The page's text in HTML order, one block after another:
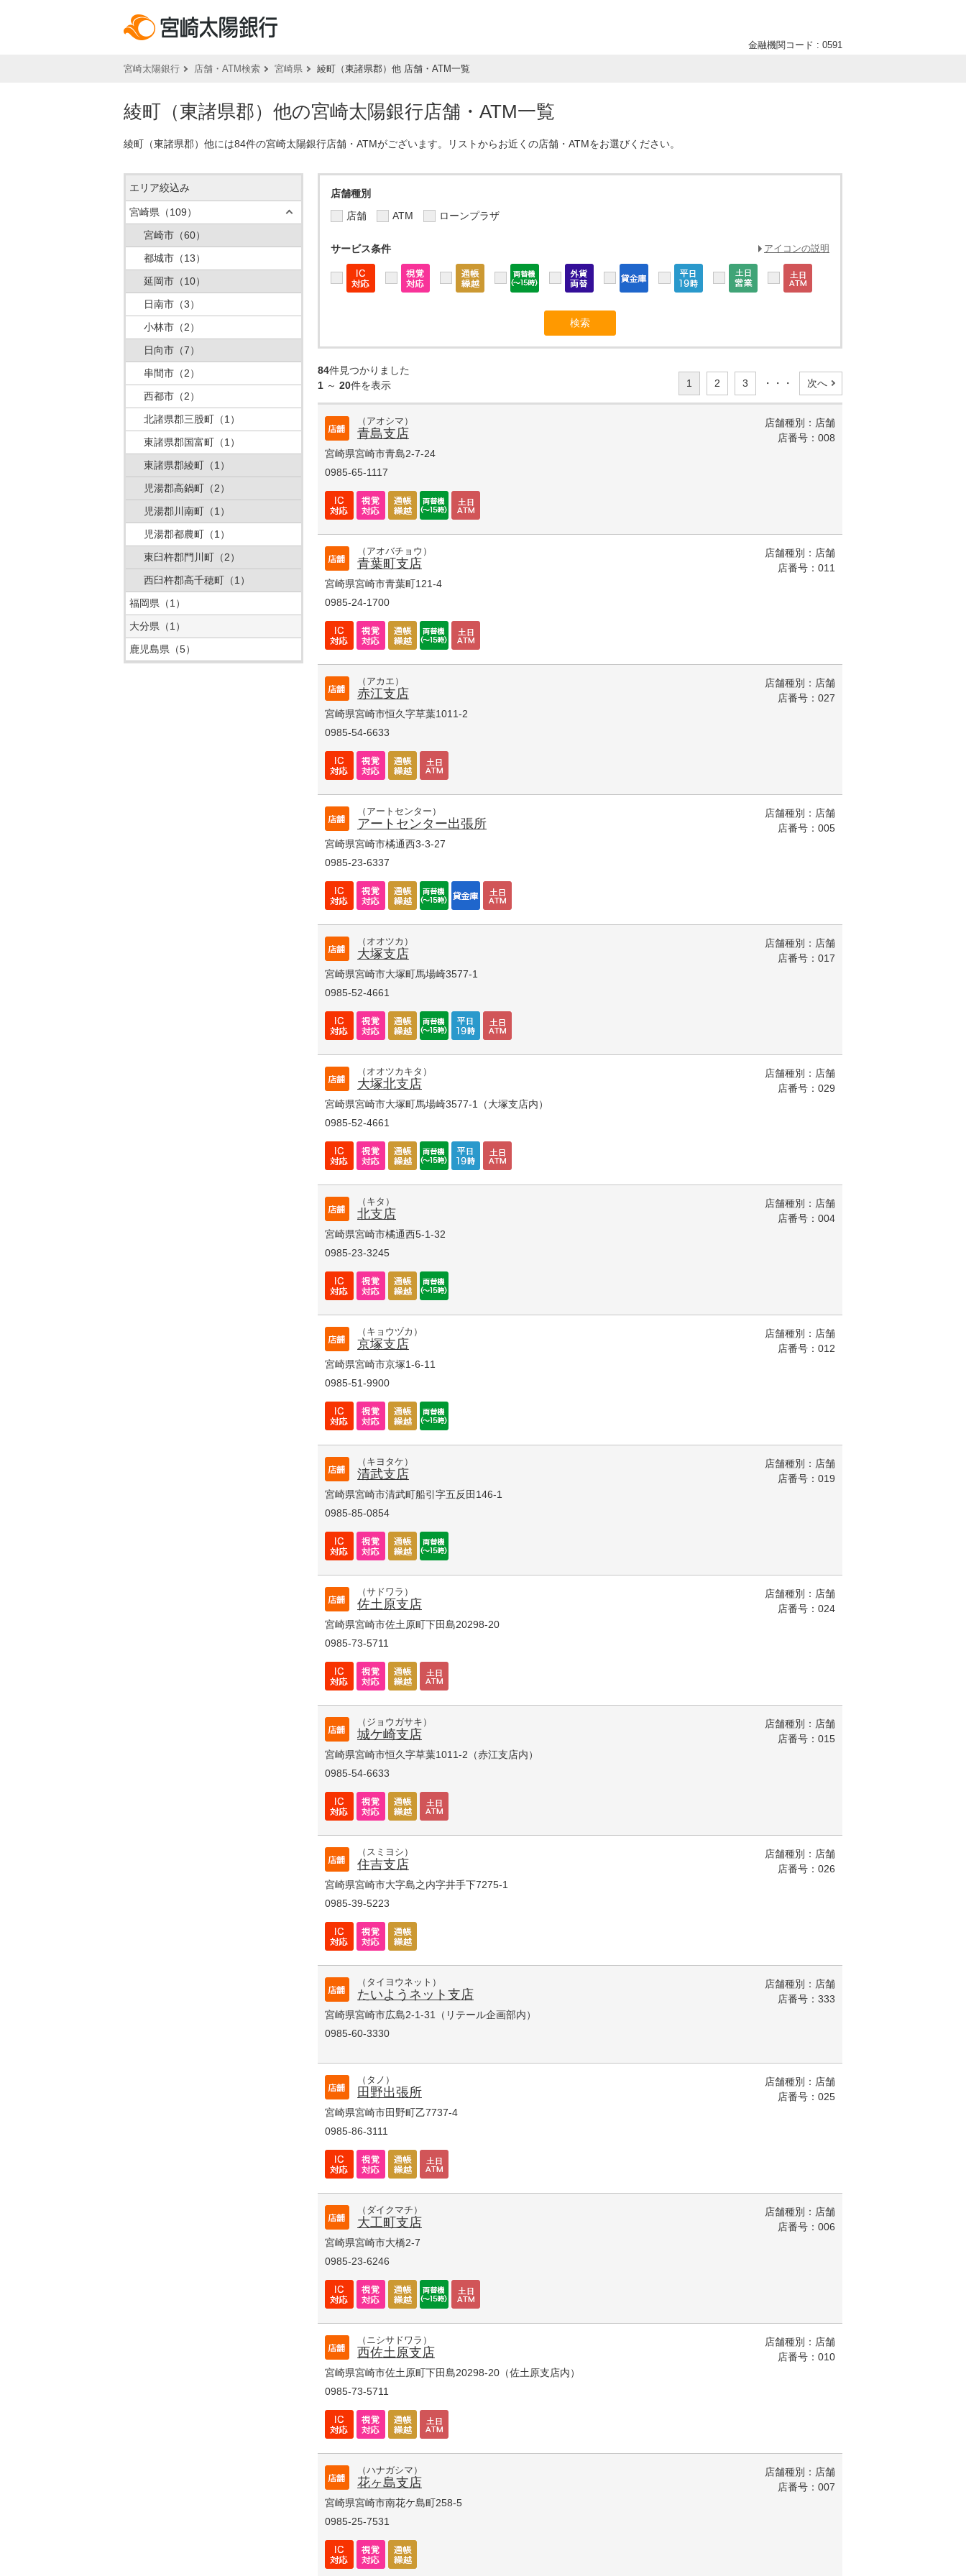
金融機関コード : 0591
宮崎太陽銀行 店舗・ATM検索 宮崎県 綾町（東諸県郡）他 店舗・ATM一覧
綾町（東諸県郡）他の宮崎太陽銀行店舗・ATM一覧
綾町（東諸県郡）他には84件の宮崎太陽銀行店舗・ATMがございます。リストからお近くの店舗・ATMをお選びください。
店舗種別
店舗
ATM ローンプラザ
サービス条件 アイコンの説明
84件見つかりました
1 ～ 20件を表示 1 2 3 ・・・ 次へ
（アオシマ）
青島支店
宮崎県宮崎市青島2-7-24
0985-65-1117
店舗種別：店舗
店番号：008
（アオバチョウ）
青葉町支店
宮崎県宮崎市青葉町121-4
0985-24-1700
店舗種別：店舗
店番号：011
（アカエ）
赤江支店
宮崎県宮崎市恒久字草葉1011-2
0985-54-6633
店舗種別：店舗
店番号：027
（アートセンター）
アートセンター出張所
宮崎県宮崎市橘通西3-3-27
0985-23-6337
店舗種別：店舗
店番号：005
（オオツカ）
大塚支店
宮崎県宮崎市大塚町馬場崎3577-1
0985-52-4661
店舗種別：店舗
店番号：017
（オオツカキタ）
大塚北支店
宮崎県宮崎市大塚町馬場崎3577-1（大塚支店内）
0985-52-4661
店舗種別：店舗
店番号：029
（キタ）
北支店
宮崎県宮崎市橘通西5-1-32
0985-23-3245
店舗種別：店舗
店番号：004
（キョウヅカ）
京塚支店
宮崎県宮崎市京塚1-6-11
0985-51-9900
店舗種別：店舗
店番号：012
（キヨタケ）
清武支店
宮崎県宮崎市清武町船引字五反田146-1
0985-85-0854
店舗種別：店舗
店番号：019
（サドワラ）
佐土原支店
宮崎県宮崎市佐土原町下田島20298-20
0985-73-5711
店舗種別：店舗
店番号：024
（ジョウガサキ）
城ケ崎支店
宮崎県宮崎市恒久字草葉1011-2（赤江支店内）
0985-54-6633
店舗種別：店舗
店番号：015
（スミヨシ）
住吉支店
宮崎県宮崎市大字島之内字井手下7275-1
0985-39-5223
店舗種別：店舗
店番号：026
（タイヨウネット）
たいようネット支店
宮崎県宮崎市広島2-1-31（リテール企画部内）
0985-60-3330
店舗種別：店舗
店番号：333
（タノ）
田野出張所
宮崎県宮崎市田野町乙7737-4
0985-86-3111
店舗種別：店舗
店番号：025
（ダイクマチ）
大工町支店
宮崎県宮崎市大橋2-7
0985-23-6246
店舗種別：店舗
店番号：006
（ニシサドワラ）
西佐土原支店
宮崎県宮崎市佐土原町下田島20298-20（佐土原支店内）
0985-73-5711
店舗種別：店舗
店番号：010
（ハナガシマ）
花ヶ島支店
宮崎県宮崎市南花ケ島町258-5
0985-25-7531
店舗種別：店舗
店番号：007
エリア絞込み
宮崎県 （109）
宮崎市 （60）
都城市 （13）
延岡市 （10）
日南市 （3）
小林市 （2）
日向市 （7）
串間市 （2）
西都市 （2）
北諸県郡三股町 （1）
東諸県郡国富町 （1）
東諸県郡綾町 （1）
児湯郡高鍋町 （2）
児湯郡川南町 （1）
児湯郡都農町 （1）
東臼杵郡門川町 （2）
西臼杵郡高千穂町 （1）
福岡県 （1）
大分県 （1）
鹿児島県 （5）